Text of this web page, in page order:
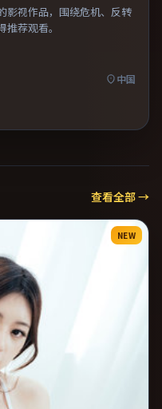
视作品，围绕危机、反转
荐观看。
中国
查看全部 →
NEW